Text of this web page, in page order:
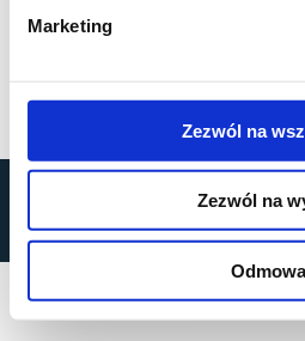
Marketing
Zezwól na
Zezwól na
Odmowa
MOBILUS MOTOR© All
Privacy Policy